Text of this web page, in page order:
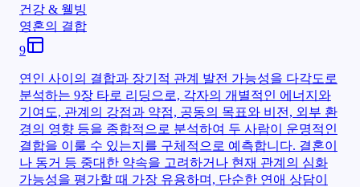
건강 & 웰빙
영혼의 결합
9
연인 사이의 결합과 장기적 관계 발전 가능성을 다각도로
분석하는 9장 타로 리딩으로, 각자의 개별적인 에너지와
기여도, 관계의 강점과 약점, 공동의 목표와 비전, 외부 환
경의 영향 등을 종합적으로 분석하여 두 사람이 운명적인
결합을 이룰 수 있는지를 구체적으로 예측합니다. 결혼이
나 동거 등 중대한 약속을 고려하거나 현재 관계의 심화
가능성을 평가할 때 가장 유용하며, 단순한 연애 상담이